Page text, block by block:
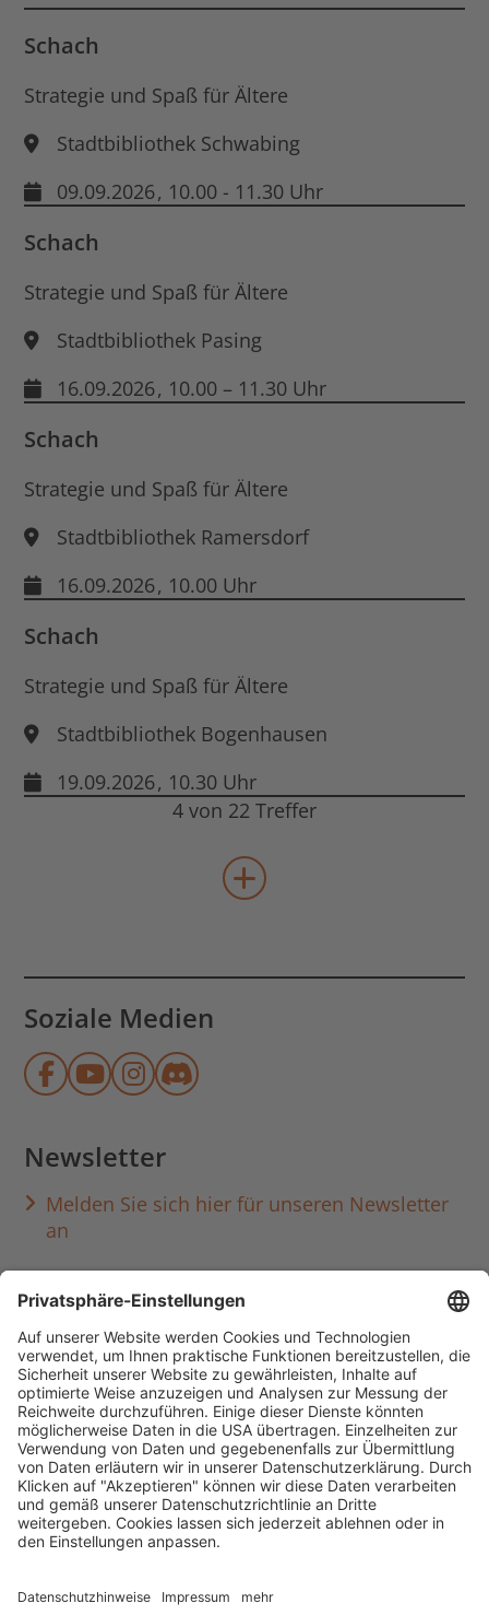
Schach
Strategie und Spaß für Ältere
Stadtbibliothek Schwabing
09.09.2026, 10.00 - 11.30 Uhr
Schach
Strategie und Spaß für Ältere
Stadtbibliothek Pasing
16.09.2026, 10.00 – 11.30 Uhr
Schach
Strategie und Spaß für Ältere
Stadtbibliothek Ramersdorf
16.09.2026, 10.00 Uhr
Schach
Strategie und Spaß für Ältere
Stadtbibliothek Bogenhausen
19.09.2026, 10.30 Uhr
4 von 22 Treffer
mehr Veranstaltungen
Soziale Medien
Münchner Stadtbibliothek auf
Münchner Stadtbibliothek auf
Münchner Stadtbibliothek
Münchner
Newsletter
Melden Sie sich hier für unseren Newsletter
an
Häufig aufgerufen
Standorte & Öffnungszeiten
anmelden & ausleihen
Ausbildung & Karriere
Impressum Datenschutz Barrierefreiheit
literaturportal-bayern.de